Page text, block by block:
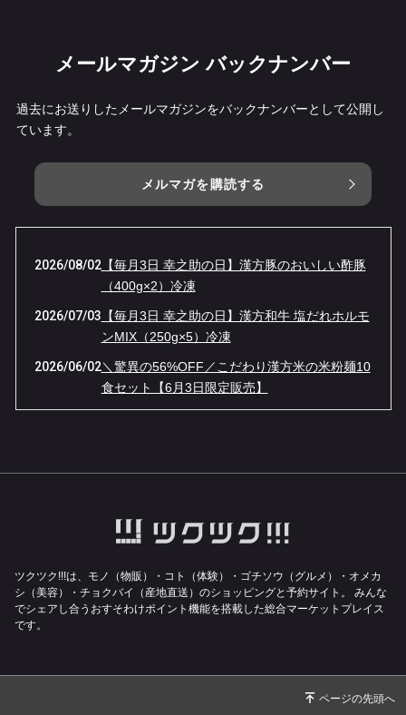
メールマガジン バックナンバー
過去にお送りしたメールマガジンをバックナンバーとして公開し
ています。
メルマガを購読する
2026/08/02【毎月3日 幸之助の日】漢方豚のおいしい酢豚
（400g×2）冷凍
2026/07/03 【毎月3日 幸之助の日】漢方和牛 塩だれホルモ
ンMIX（250g×5）冷凍
2026/06/02＼驚異の56%OFF／こだわり漢方米の米粉麺10
食セット【6月3日限定販売】
【幸之助の日 3/3限定】春一番！漢方豚しゃぶ
しゃぶ鍋が37%OFFの特別価格！
2026/02/03 【1日限り】漢方和牛＆漢方豚のゴロゴロカレ
ー肉 1キロ 通常5,724円 ➔ 特別価格3456
円！！
ツクツク!!!は、モノ（物販）・コト（体験）・ゴチソウ（グルメ）・オメカ
シ（美容）・チョクバイ（産地直送）のショッピングと予約サイト。
みんな
でシェアし合うおすそわけポイント機能を搭載した総合マーケットプレイス
です。